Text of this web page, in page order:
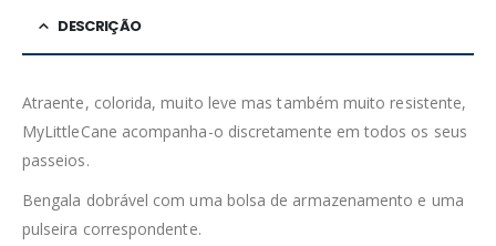
DESCRIÇÃO
Atraente, colorida, muito leve mas também muito resistente,
MyLittleCane acompanha-o discretamente em todos os seus
passeios.
Bengala dobrável com uma bolsa de armazenamento e uma
pulseira correspondente.